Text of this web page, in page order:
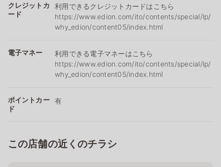
クレジットカ
ード
利用できるクレジットカードはこちら
https://www.edion.com/ito/contents/special/lp/
why_edion/content05/index.html
電子マネー
利用できる電子マネーはこちら
https://www.edion.com/ito/contents/special/lp/
why_edion/content05/index.html
ポイントカー
ド
有
この店舗の近くのチラシ